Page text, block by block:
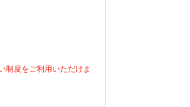
制度をご利用いただけま